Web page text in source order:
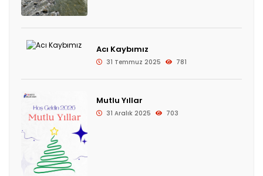
Acı Kaybımız
31 Temmuz 2025 781
Mutlu Yıllar
31 Aralık 2025 703